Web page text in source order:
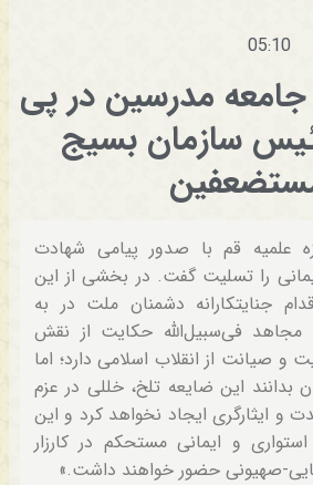
05:10
مدرسین در پی
سازمان بسیج
علمیه قم با صدور پیامی شهادت
را تسلیت گفت. در بخشی از این
جنایتکارانه دشمنان ملت در به
فی‌سبیل‌الله حکایت از نقش
و صیانت از انقلاب اسلامی دارد؛ اما
بدانند این ضایعه تلخ، خللی در عزم
و ایثارگری ایجاد نخواهد کرد و این
و ایمانی مستحکم در کارزار
صهیونی حضور خواهند داشت.»